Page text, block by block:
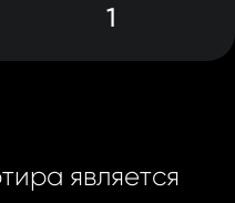
1
является